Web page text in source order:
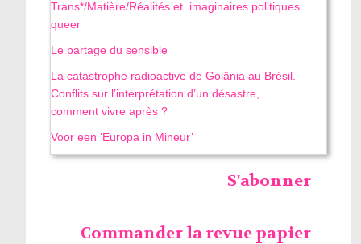
Trans*/Matière/Réalités et imaginaires politiques
queer
Le partage du sensible
La catastrophe radioactive de Goiânia au Brésil.
Conflits sur l’interprétation d’un désastre,
comment vivre après ?
Voor een ‘Europa in Mineur’
S'abonner
Commander la revue papier